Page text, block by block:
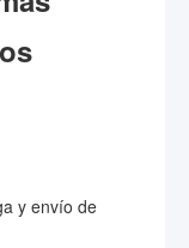
y envío de